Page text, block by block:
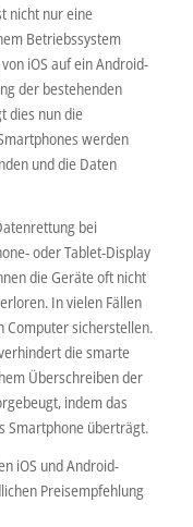
nicht nur eine
Betriebssystem
iOS auf ein Android-
der bestehenden
dies nun die
werden
und die Daten
bei
oder Tablet-Display
die Geräte oft nicht
In vielen Fällen
Computer sicherstellen.
die smarte
Überschreiben der
indem das
Smartphone überträgt.
iOS und Android-
Preisempfehlung